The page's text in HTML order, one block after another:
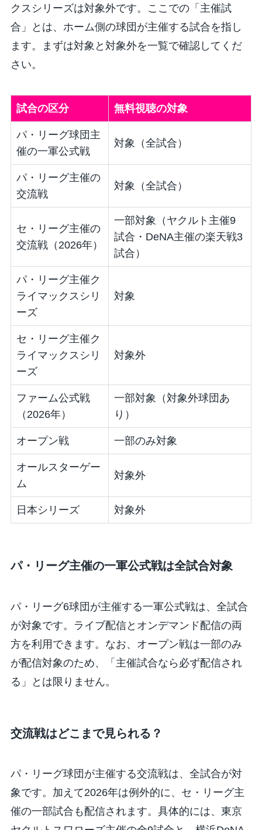
クスシリーズは対象外です。ここでの「主催試
合」とは、ホーム側の球団が主催する試合を指し
ます。まずは対象と対象外を一覧で確認してくだ
さい。
試合の区分 無料視聴の対象
パ・リーグ球団主
催の一軍公式戦
対象（全試合）
パ・リーグ主催の
交流戦
対象（全試合）
セ・リーグ主催の
交流戦（2026年）
一部対象（ヤクルト主催9
試合・DeNA主催の楽天戦3
試合）
パ・リーグ主催ク
ライマックスシリ
ーズ
対象
セ・リーグ主催ク
ライマックスシリ
ーズ
対象外
ファーム公式戦
（2026年）
一部対象（対象外球団あ
り）
オープン戦 一部のみ対象
オールスターゲー
ム
対象外
日本シリーズ 対象外
パ・リーグ主催の一軍公式戦は全試合対象
パ・リーグ6球団が主催する一軍公式戦は、全試合
が対象です。ライブ配信とオンデマンド配信の両
方を利用できます。なお、オープン戦は一部のみ
が配信対象のため、「主催試合なら必ず配信され
る」とは限りません。
交流戦はどこまで見られる？
パ・リーグ球団が主催する交流戦は、全試合が対
象です。加えて2026年は例外的に、セ・リーグ主
催の一部試合も配信されます。具体的には、東京